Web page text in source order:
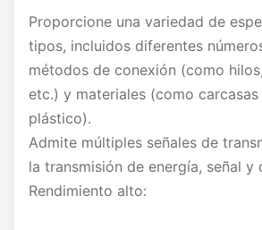
Proporcione una variedad de
tipos, incluidos diferentes
métodos de conexión (como
etc.) y materiales (como
plástico).
Admite múltiples señales de
la transmisión de energía, señal y
Rendimiento alto: